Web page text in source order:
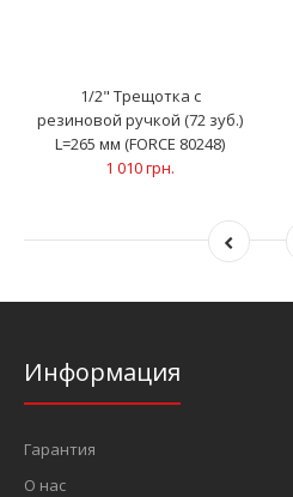
1/2" Трещотка с
резиновой ручкой (72 зуб.)
L=265 мм (FORCE 80248)
1 010 грн.
Информация
Гарантия
О нас